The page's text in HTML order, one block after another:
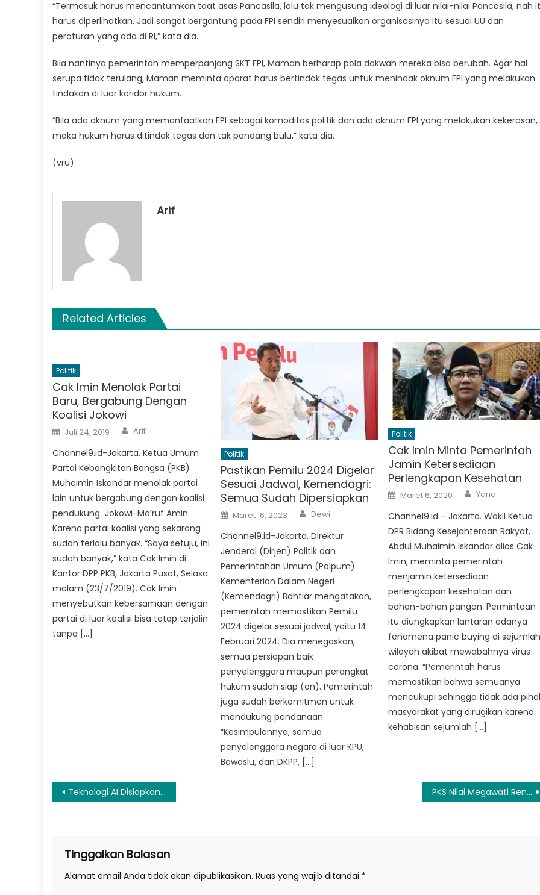
“Termasuk harus mencantumkan taat asas Pancasila, lalu tak mengusung ideologi di luar nilai-nilai Pancasila, nah
harus diperlihatkan. Jadi sangat bergantung pada FPI sendiri menyesuaikan organisasinya itu sesuai UU dan
peraturan yang ada di RI,” kata dia.
Bila nantinya pemerintah memperpanjang SKT FPI, Maman berharap pola dakwah mereka bisa berubah. Agar hal
serupa tidak terulang, Maman meminta aparat harus bertindak tegas untuk menindak oknum FPI yang melakukan
tindakan di luar koridor hukum.
“Bila ada oknum yang memanfaatkan FPI sebagai komoditas politik dan ada oknum FPI yang melakukan kekerasan,
maka hukum harus ditindak tegas dan tak pandang bulu,” kata dia.
(vru)
Arif
Related Articles
Politik
Cak Imin Menolak Partai
Baru, Bergabung Dengan
Koalisi Jokowi
Posted
on
Juli 24, 2019 Author
Arif
Channel9.id-Jakarta. Ketua Umum
Partai Kebangkitan Bangsa (PKB)
Muhaimin Iskandar menolak partai
lain untuk bergabung dengan koalisi
pendukung Jokowi-Ma’ruf Amin.
Karena partai koalisi yang sekarang
sudah terlalu banyak. “Saya setuju, ini
sudah banyak,” kata Cak Imin di
Kantor DPP PKB, Jakarta Pusat, Selasa
malam (23/7/2019). Cak Imin
menyebutkan kebersamaan dengan
partai di luar koalisi bisa tetap terjalin
tanpa […]
Politik
Pastikan Pemilu 2024 Digelar
Sesuai Jadwal, Kemendagri:
Semua Sudah Dipersiapkan
Posted
on
Maret 16, 2023 Author
Dewi
Channel9.id-Jakarta. Direktur
Jenderal (Dirjen) Politik dan
Pemerintahan Umum (Polpum)
Kementerian Dalam Negeri
(Kemendagri) Bahtiar mengatakan,
pemerintah memastikan Pemilu
2024 digelar sesuai jadwal, yaitu 14
Februari 2024. Dia menegaskan,
semua persiapan baik
penyelenggara maupun perangkat
hukum sudah siap (on). Pemerintah
juga sudah berkomitmen untuk
mendukung pendanaan.
“Kesimpulannya, semua
penyelenggara negara di luar KPU,
Bawaslu, dan DKPP, […]
Politik
Cak Imin Minta Pemerintah
Jamin Ketersediaan
Perlengkapan Kesehatan
Posted
on
Maret 6, 2020 Author
Yana
Channel9.id – Jakarta. Wakil Ketua
DPR Bidang Kesejahteraan Rakyat,
Abdul Muhaimin Iskandar alias Cak
Imin, meminta pemerintah
menjamin ketersediaan
perlengkapan kesehatan dan
bahan-bahan pangan. Permintaan
itu diungkapkan lantaran adanya
fenomena panic buying di
wilayah akibat mewabahnya virus
corona. “Pemerintah harus
memastikan bahwa semuanya
mencukupi sehingga tidak ada
masyarakat yang dirugikan karena
kehabisan sejumlah […]
Navigasi
Teknologi AI Disiapkan Demi Ganti Eselon PKS Nilai Megawati Rendahkan Martabat Prabowo Terkait Pernyataan ‘Stateless’
Tinggalkan Balasan
Alamat email Anda tidak akan dipublikasikan. Ruas yang wajib ditandai *